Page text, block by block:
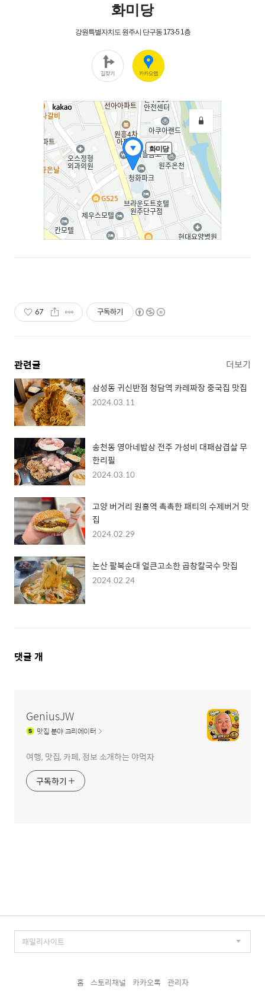
67 구독하기
관련글 더보기
삼성동 귀신반점 청담역 카레짜장 중국집 맛집
2024.03.11
송천동 영아네밥상 전주 가성비 대패삼겹살 무
한리필
2024.03.10
고양 버거리 원흥역 촉촉한 패티의 수제버거 맛
집
2024.02.29
논산 팔복순대 얼큰고소한 곱창칼국수 맛집
2024.02.24
댓
댓글 개
GeniusJW
맛집분야 크리에이터
여행, 맛집, 카페, 정보 소개하는 야먹자
구독하기
홈 스토리채널 카카오톡 관리자